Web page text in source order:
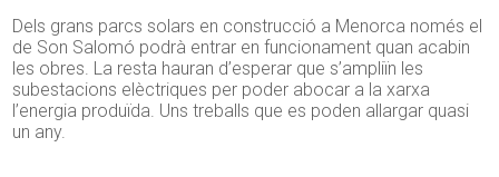
Dels grans parcs solars en construcció a Menorca només el
de Son Salomó podrà entrar en funcionament quan acabin
les obres. La resta hauran d’esperar que s’ampliïn les
subestacions elèctriques per poder abocar a la xarxa
l’energia produïda. Uns treballs que es poden allargar quasi
un any.